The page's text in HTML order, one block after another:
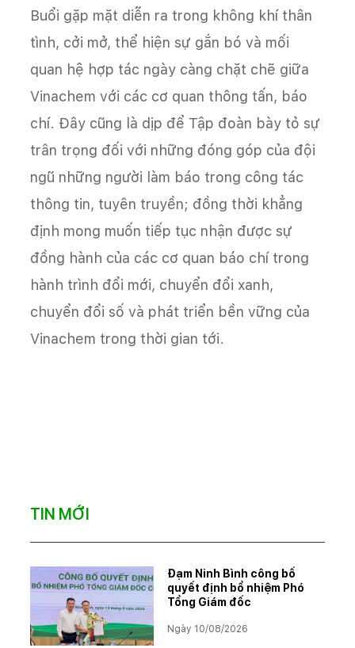
Buổi gặp mặt diễn ra trong không khí thân
tình, cởi mở, thể hiện sự gắn bó và mối
quan hệ hợp tác ngày càng chặt chẽ giữa
Vinachem với các cơ quan thông tấn, báo
chí. Đây cũng là dịp để Tập đoàn bày tỏ sự
trân trọng đối với những đóng góp của đội
ngũ những người làm báo trong công tác
thông tin, tuyên truyền; đồng thời khẳng
định mong muốn tiếp tục nhận được sự
đồng hành của các cơ quan báo chí trong
hành trình đổi mới, chuyển đổi xanh,
chuyển đổi số và phát triển bền vững của
Vinachem trong thời gian tới.
TIN MỚI
Đạm Ninh Bình công bố
quyết định bổ nhiệm Phó
Tổng Giám đốc
Ngày 10/08/2026